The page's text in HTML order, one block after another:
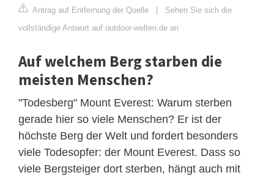
Antrag auf Entfernung der Quelle | Sehen Sie sich die
vollständige Antwort auf outdoor-welten.de an
Auf welchem Berg starben die
meisten Menschen?
"Todesberg" Mount Everest: Warum sterben
gerade hier so viele Menschen? Er ist der
höchste Berg der Welt und fordert besonders
viele Todesopfer: der Mount Everest. Dass so
viele Bergsteiger dort sterben, hängt auch mit